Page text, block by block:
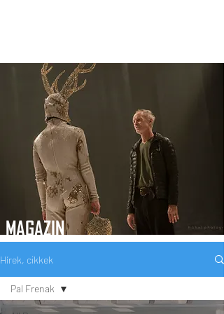
MAGAZIN
Hírek, cikkek
Pal Frenak